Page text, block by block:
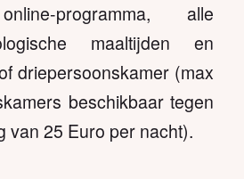
programma, alle
maaltijden en
driepersoonskamer (max
beschikbaar tegen
van 25 Euro per nacht).